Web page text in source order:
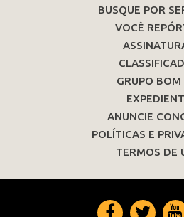
BUSQUE POR
VOCÊ
GRUPO BOM
ANUNCIE
POLÍTICAS E
TERMOS DE